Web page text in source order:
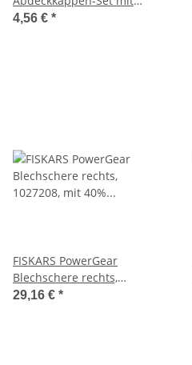
Gewinde, Chrom, 2-tlg mit
4,56 € *
FISKARS PowerGear
Blechschere rechts,
1027208, mit 40% mehr
29,16 € *